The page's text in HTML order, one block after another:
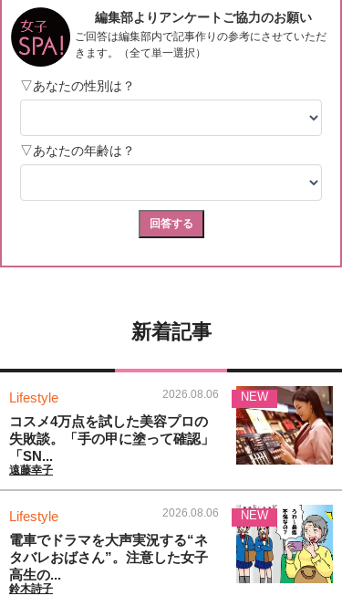
新着記事
Lifestyle 2026.08.06
コスメ4万点を試した美容プロの
失敗談。「手の甲に塗って確認」
「SN...
遠藤幸子
NEW
Lifestyle 2026.08.06
電車でドラマを大声実況する“ネ
タバレおばさん”。注意した女子
高生の...
鈴木詩子
NEW